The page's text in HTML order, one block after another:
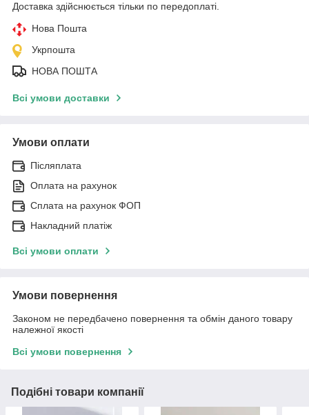
Доставка здійснюється тільки по передоплаті.
Нова Пошта
Укрпошта
НОВА ПОШТА
Всі умови доставки
Умови оплати
Післяплата
Оплата на рахунок
Сплата на рахунок ФОП
Накладний платіж
Всі умови оплати
Умови повернення
Законом не передбачено повернення та обмін даного товару
належної якості
Всі умови повернення
Подібні товари компанії